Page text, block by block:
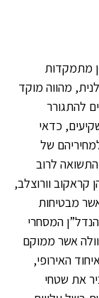
מתמקדות
מהווה מוקד
להתגורר
כדאי
של
לרוב
קראקוב וורוצלב,
מבטיחות
המסחרי
אשר ממוקם
האירופי,
את שטחי